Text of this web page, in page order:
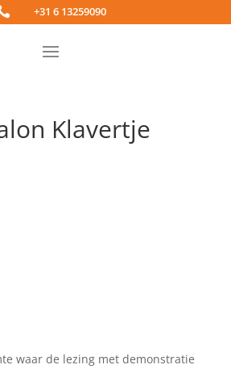
+31 6 13259090
Klavertje
waar de lezing met demonstratie